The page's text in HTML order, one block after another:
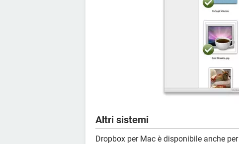
Altri sistemi
Dropbox per Mac è disponibile anche per